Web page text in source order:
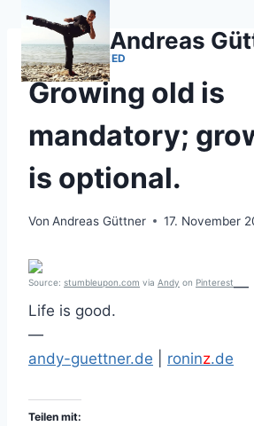
Zum
springen
Andreas
UNCATEGORIZED
Growing old is
mandatory;
is optional.
Von Andreas Güttner 17. November
Source: stumbleupon.com via Andy on Pinterest—
Life is good.
—
andy-guettner.de
roninz.de
Teilen mit: